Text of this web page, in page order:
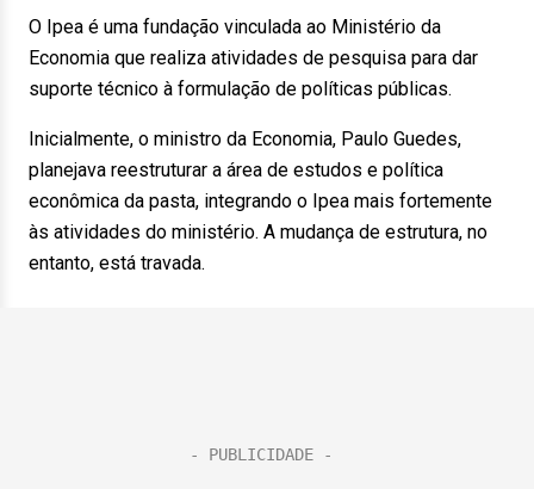
O Ipea é uma fundação vinculada ao Ministério da
Economia que realiza atividades de pesquisa para dar
suporte técnico à formulação de políticas públicas.
Inicialmente, o ministro da Economia, Paulo Guedes,
planejava reestruturar a área de estudos e política
econômica da pasta, integrando o Ipea mais fortemente
às atividades do ministério. A mudança de estrutura, no
entanto, está travada.